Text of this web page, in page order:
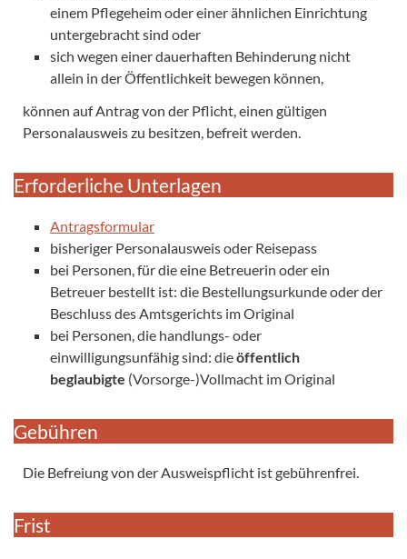
einem Pflegeheim oder einer ähnlichen Einrichtung
untergebracht sind oder
sich wegen einer dauerhaften Behinderung nicht
allein in der Öffentlichkeit bewegen können,
können auf Antrag von der Pflicht, einen gültigen
Personalausweis zu besitzen, befreit werden.
Erforderliche Unterlagen
Antragsformular
bisheriger Personalausweis oder Reisepass
bei Personen, für die eine Betreuerin oder ein
Betreuer bestellt ist: die Bestellungsurkunde oder der
Beschluss des Amtsgerichts im Original
bei Personen, die handlungs- oder
einwilligungsunfähig sind: dieöffentlich
beglaubigte (Vorsorge-)Vollmacht im Original
Gebühren
Die Befreiung von der Ausweispflicht ist gebührenfrei.
Frist